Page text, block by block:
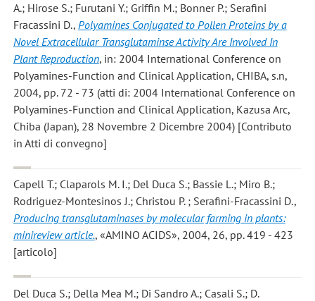
A.; Hirose S.; Furutani Y.; Griffin M.; Bonner P.; Serafini
Fracassini D., Polyamines Conjugated to Pollen Proteins by a
Novel Extracellular Transglutaminse Activity Are Involved In
Plant Reproduction, in: 2004 International Conference on
Polyamines-Function and Clinical Application, CHIBA, s.n,
2004, pp. 72 - 73 (atti di: 2004 International Conference on
Polyamines-Function and Clinical Application, Kazusa Arc,
Chiba (Japan), 28 Novembre 2 Dicembre 2004) [Contributo
in Atti di convegno]
Capell T.; Claparols M. I.; Del Duca S.; Bassie L.; Miro B.;
Rodriguez-Montesinos J.; Christou P. ; Serafini-Fracassini D.,
Producing transglutaminases by molecular farming in plants:
minireview article., «AMINO ACIDS», 2004, 26, pp. 419 - 423
[articolo]
Del Duca S.; Della Mea M.; Di Sandro A.; Casali S.; D.